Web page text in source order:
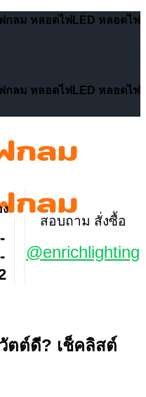
กลม หลอดไฟLED หลอดไฟ
กลม หลอดไฟLED หลอดไฟ
สอบถาม สั่งซื้อ
@enrichlighting
ตต์ดี? เช็คลิสต์